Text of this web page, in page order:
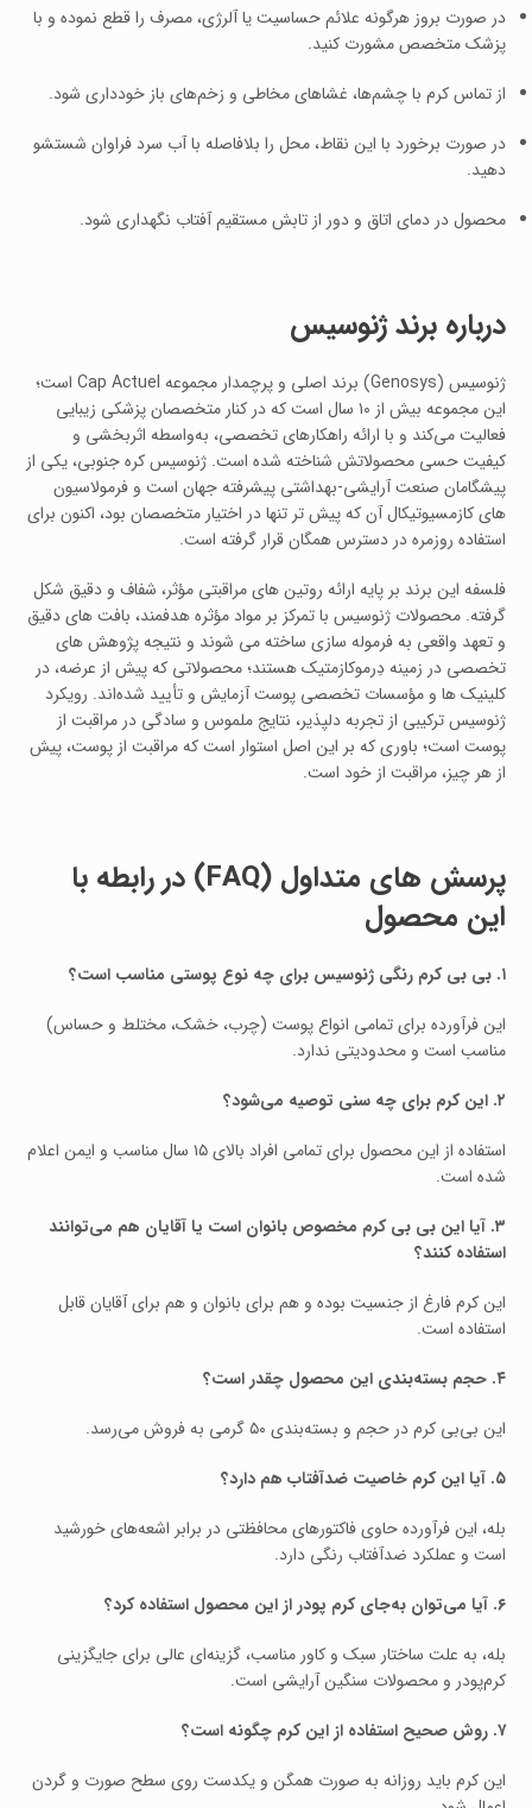
در صورت بروز هرگونه علائم حساسیت یا آلرژی، مصرف را قطع نموده و با
پزشک متخصص مشورت کنید.
از تماس کرم با چشم‌ها، غشاهای مخاطی و زخم‌های باز خودداری شود.
در صورت برخورد با این نقاط، محل را بلافاصله با آب سرد فراوان شستشو
دهید.
محصول در دمای اتاق و دور از تابش مستقیم آفتاب نگهداری شود.
درباره برند ژنوسیس
ژنوسیس (Genosys) برند اصلی و پرچمدار مجموعه Cap Actuel است؛
این مجموعه بیش از ۱۰ سال است که در کنار متخصصان پزشکی زیبایی
فعالیت می‌کند و با ارائه راهکارهای تخصصی، به‌واسطه اثربخشی و
کیفیت حسی محصولاتش شناخته شده است. ژنوسیس کره جنوبی، یکی از
پیشگامان صنعت آرایشی-بهداشتی پیشرفته جهان است و فرمولاسیون‌
های کازمسیوتیکال آن که پیش‌ تر تنها در اختیار متخصصان بود، اکنون برای
استفاده روزمره در دسترس همگان قرار گرفته است.
فلسفه این برند بر پایه ارائه روتین‌ های مراقبتی مؤثر، شفاف و دقیق شکل
گرفته. محصولات ژنوسیس با تمرکز بر مواد مؤثره هدفمند، بافت‌ های دقیق
و تعهد واقعی به فرموله‌ سازی ساخته می‌ شوند و نتیجه پژوهش‌ های
تخصصی در زمینه دِرموکازمتیک هستند؛ محصولاتی که پیش از عرضه، در
کلینیک‌ ها و مؤسسات تخصصی پوست آزمایش و تأیید شده‌اند. رویکرد
ژنوسیس ترکیبی از تجربه دلپذیر، نتایج ملموس و سادگی در مراقبت از
پوست است؛ باوری که بر این اصل استوار است که مراقبت از پوست، پیش
از هر چیز، مراقبت از خود است.
پرسش‌ های متداول (FAQ) در رابطه با
این محصول
۱. بی بی کرم رنگی ژنوسیس برای چه نوع پوستی مناسب است؟
این فرآورده برای تمامی انواع پوست (چرب، خشک، مختلط و حساس)
مناسب است و محدودیتی ندارد.
۲. این کرم برای چه سنی توصیه می‌شود؟
استفاده از این محصول برای تمامی افراد بالای ۱۵ سال مناسب و ایمن اعلام
شده است.
۳. آیا این بی بی کرم مخصوص بانوان است یا آقایان هم می‌توانند
استفاده کنند؟
این کرم فارغ از جنسیت بوده و هم برای بانوان و هم برای آقایان قابل
استفاده است.
۴. حجم بسته‌بندی این محصول چقدر است؟
این بی‌بی کرم در حجم و بسته‌بندی ۵۰ گرمی به فروش می‌رسد.
۵. آیا این کرم خاصیت ضدآفتاب هم دارد؟
بله، این فرآورده حاوی فاکتورهای محافظتی در برابر اشعه‌های خورشید
است و عملکرد ضدآفتاب رنگی دارد.
۶. آیا می‌توان به‌جای کرم پودر از این محصول استفاده کرد؟
بله، به علت ساختار سبک و کاور مناسب، گزینه‌ای عالی برای جایگزینی
کرم‌پودر و محصولات سنگین آرایشی است.
۷. روش صحیح استفاده از این کرم چگونه است؟
این کرم باید روزانه به صورت همگن و یکدست روی سطح صورت و گردن